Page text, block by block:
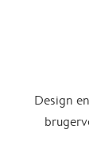
Design